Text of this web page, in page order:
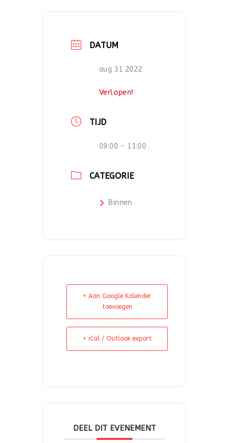
DATUM
aug 31 2022
Verlopen!
TIJD
09:00 - 11:00
CATEGORIE
Binnen
+ Aan Google Kalender
toevoegen
+ iCal / Outlook export
DEEL DIT EVENEMENT